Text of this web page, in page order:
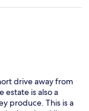
drive away from
estate is also a
produce. This is a